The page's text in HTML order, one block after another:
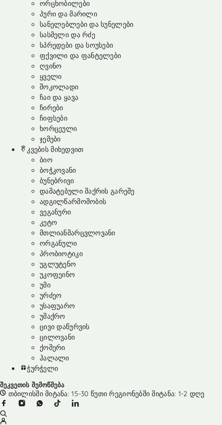
ორცხობილები
პური და მარილი
სანელებლები და სუნელები
სასმელი და რძე
სპრედები და სოუსები
ფქვილი და ფანტელები
ღვინო
ყველი
შოკოლადი
ჩაი და ყავა
ჩირები
ჩიფსები
ხორცეული
ჯემები
კვების მიხედვით
ბიო
ბოჭკოვანი
ბუნებრივი
დამატებული შაქრის გარეშე
ადგილწარმოშობის
ვეგანური
კეტო
მთლიანმარცვლოვანი
ორგანული
პრობიოტიკი
უგლუტენო
უკოფეინო
უმი
ურძეო
უსაფუარო
უშაქრო
ცივი დაწურვის
ცილოვანი
ქოშერი
ჰალალი
ჭურჭელი
შეკვეთის შემოწმება
თბილისში მიტანა: 15-30 წუთი რეგიონებში მიტანა: 1-2 დღე